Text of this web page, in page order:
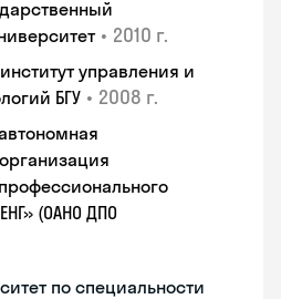
• 2010 г.
управления и
БГУ • 2008 г.
(ОАНО ДПО
по специальности